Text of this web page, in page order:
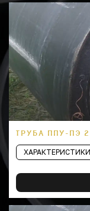
ТРУБА ППУ-ПЭ
ХАРАКТЕРИСТИКИ